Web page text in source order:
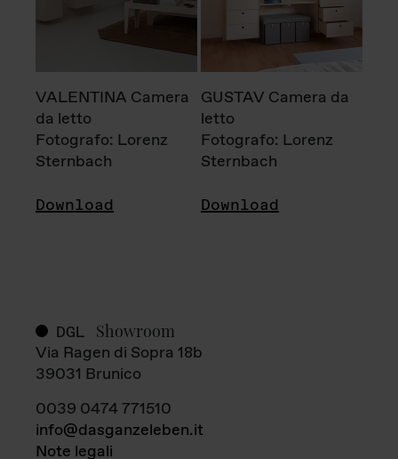
VALENTINA Camera
da letto
Fotografo: Lorenz
Sternbach
Download
GUSTAV Camera da
letto
Fotografo: Lorenz
Sternbach
Download
DGL Showroom
Via Ragen di Sopra 18b
39031 Brunico
0039 0474 771510
info@dasganzeleben.it
Note legali